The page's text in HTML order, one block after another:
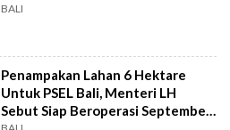
BALI
Penampakan Lahan 6 Hektare
Untuk PSEL Bali, Menteri LH
Sebut Siap Beroperasi September